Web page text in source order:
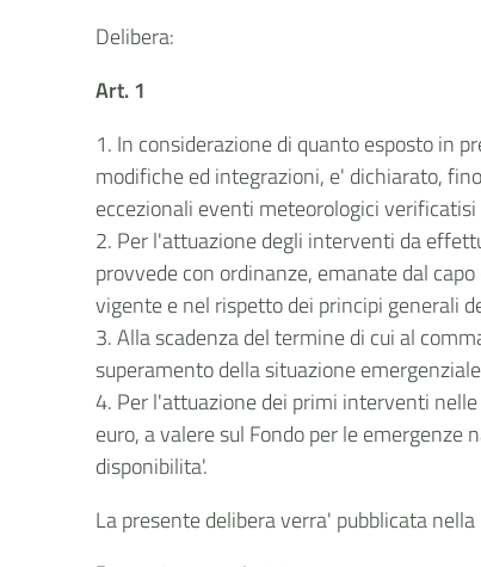
Delibera:
Art. 1
1. In considerazione di quanto esposto in
modifiche ed integrazioni, e' dichiarato,
eccezionali eventi meteorologici
2. Per l'attuazione degli interventi da
provvede con ordinanze, emanate dal
vigente e nel rispetto dei principi generali
3. Alla scadenza del termine di cui al
superamento della situazione
4. Per l'attuazione dei primi interventi
euro, a valere sul Fondo per le
disponibilita'.
La presente delibera verra' pubblicata